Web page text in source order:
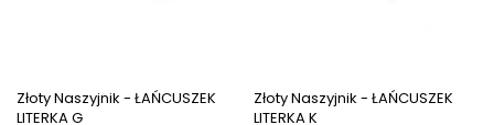
Złoty Naszyjnik - ŁAŃCUSZEK
LITERKA G
Złoty Naszyjnik - ŁAŃCUSZEK
LITERKA K